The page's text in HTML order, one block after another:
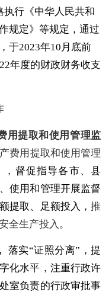
执行《中华人民共和
规定》等规定，通过
于2023年10月底前
年度的财政财务收支
用提取和使用管理监
费用提取和使用管理
，督促指导各市、县
使用和管理开展监督
提取、足额投入， 推
全生产投入。
落实“证照分离”，提
化水平，注重行政许
室负责的行政审批事